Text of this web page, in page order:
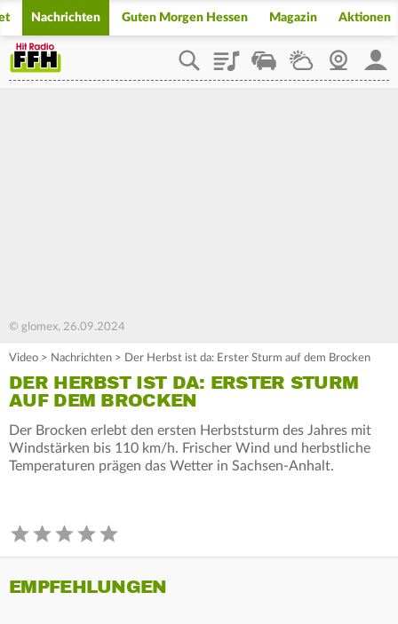
Nachrichten Guten Morgen Hessen Magazin Aktionen
PlaylistStaupilotWetterWebcam
© glomex, 26.09.2024
Video > Nachrichten > Der Herbst ist da: Erster Sturm auf dem Brocken
DER HERBST IST DA: ERSTER STURM
AUF DEM BROCKEN
Der Brocken erlebt den ersten Herbststurm des Jahres mit
Windstärken bis 110 km/h. Frischer Wind und herbstliche
Temperaturen prägen das Wetter in Sachsen-Anhalt.
EMPFEHLUNGEN